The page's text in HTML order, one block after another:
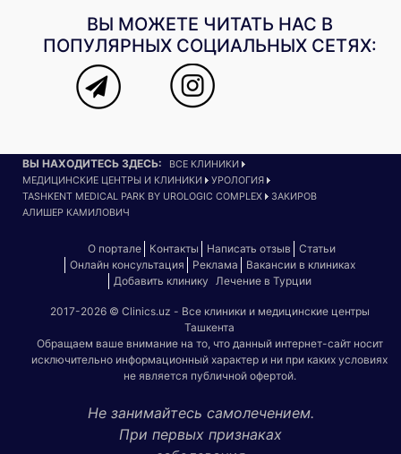
ВЫ МОЖЕТЕ ЧИТАТЬ НАС В
ПОПУЛЯРНЫХ СОЦИАЛЬНЫХ СЕТЯХ:
ВЫ НАХОДИТЕСЬ ЗДЕСЬ:
ВСЕ КЛИНИКИ
МЕДИЦИНСКИЕ ЦЕНТРЫ И КЛИНИКИ
УРОЛОГИЯ
TASHKENT MEDICAL PARK BY UROLOGIC COMPLEX
ЗАКИРОВ
АЛИШЕР КАМИЛОВИЧ
О портале Контакты Написать отзыв
Статьи
Онлайн консультация
Реклама
Вакансии в клиниках
Добавить клинику
Лечение в Турции
2017-2026 © Clinics.uz - Все клиники и медицинские центры
Ташкента
Обращаем ваше внимание на то, что данный интернет-сайт носит
исключительно информационный характер и ни при каких условиях
не является публичной офертой.
Не занимайтесь самолечением.
При первых признаках